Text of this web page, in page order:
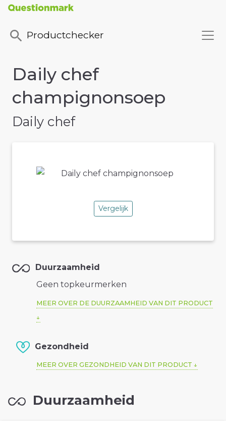
Productchecker
Daily chef
champignonsoep
Daily chef
Vergelijk
Duurzaamheid
Geen topkeurmerken
MEER OVER DE DUURZAAMHEID VAN DIT PRODUCT
Gezondheid
MEER OVER GEZONDHEID VAN DIT PRODUCT
Duurzaamheid